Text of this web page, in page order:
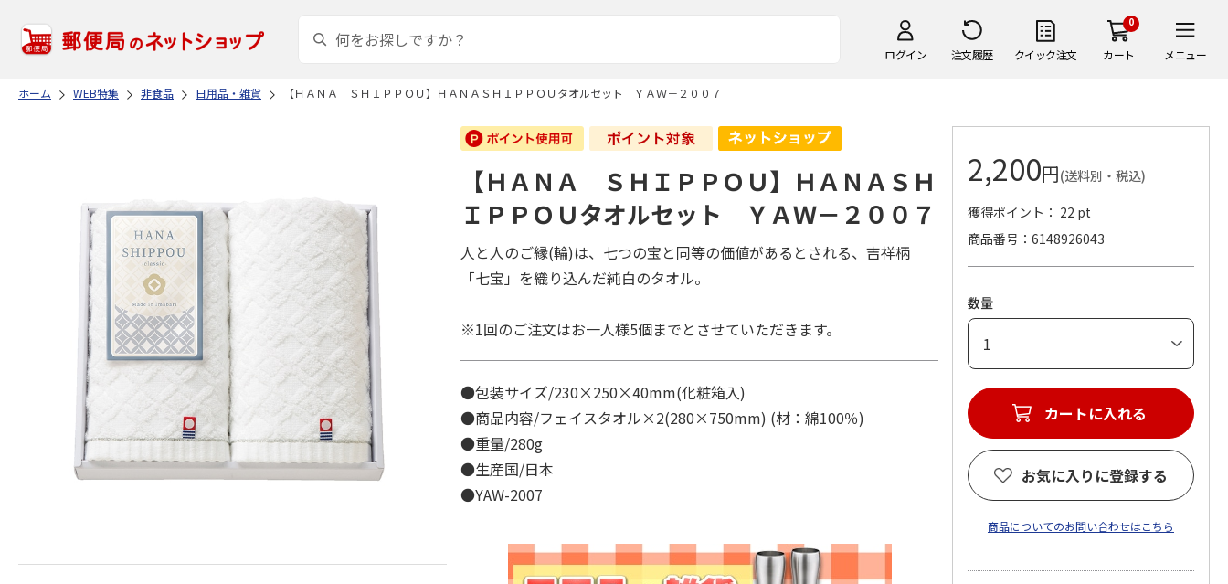
ログイン 注文履歴 クイック注文
0
カート メニュー
ホーム WEB特集 非食品 日用品・雑貨 【ＨＡＮＡ ＳＨＩＰＰＯＵ】ＨＡＮＡＳＨＩＰＰＯＵタオルセット ＹＡＷ－２００７
【ＨＡＮＡ ＳＨＩＰＰＯＵ】ＨＡＮＡＳＨ
ＩＰＰＯＵタオルセット ＹＡＷ－２００７
人と人のご縁(輪)は、七つの宝と同等の価値があるとされる、吉祥柄
「七宝」を織り込んだ純白のタオル。
※1回のご注文はお一人様5個までとさせていただきます。
●包装サイズ/230×250×40mm(化粧箱入)
●商品内容/フェイスタオル×2(280×750mm) (材：綿100％)
●重量/280g
●生産国/日本
●YAW-2007
2,200円(送料別・税込)
獲得ポイント： 22 pt
商品番号
6148926043
数量
カートに入れる
お気に入りに登録する
商品についてのお問い合わせはこちら